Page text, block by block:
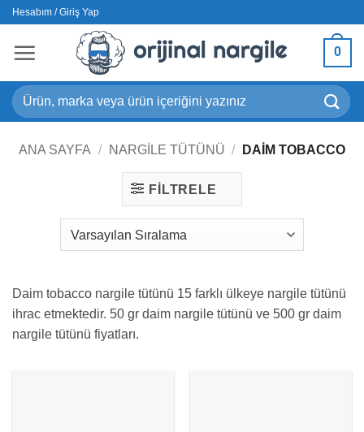
İçeriğe
Hesabım / Giriş Yap
0
Ara:
ANA SAYFA / NARGILE TÜTÜNÜ / DAIM TOBACCO
FILTRELE
Daim tobacco nargile tütünü 15 farklı ülkeye nargile tütünü
ihrac etmektedir. 50 gr daim nargile tütünü ve 500 gr daim
nargile tütünü fiyatları.